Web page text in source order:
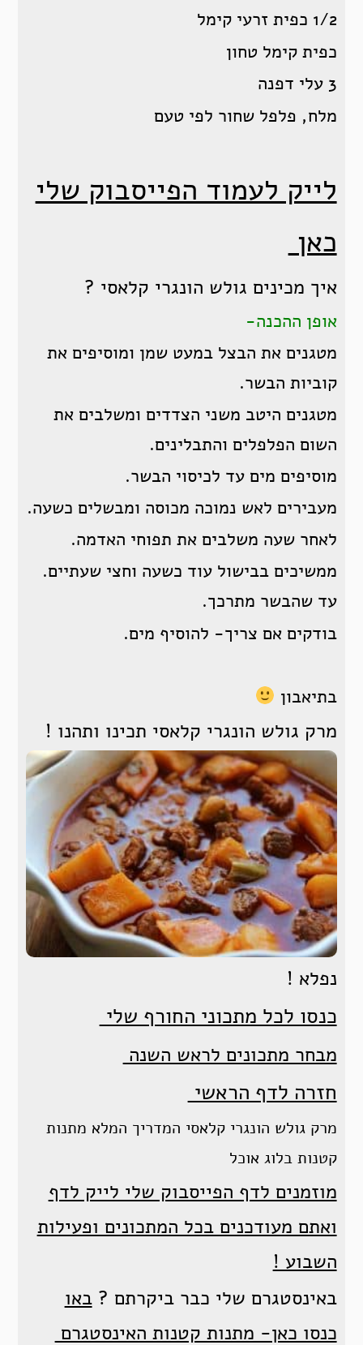
1/2 כפית זרעי קימל
כפית קימל טחון
3 עלי דפנה
מלח, פלפל שחור לפי טעם
לייק לעמוד הפייסבוק שלי
כאן
איך מכינים גולש הונגרי קלאסי ?
אופן ההכנה-
מטגנים את הבצל במעט שמן ומוסיפים את
קוביות הבשר.
מטגנים היטב משני הצדדים ומשלבים את
השום הפלפלים והתבלינים.
מוסיפים מים עד לכיסוי הבשר.
מעבירים לאש נמוכה מכוסה ומבשלים כשעה.
לאחר שעה משלבים את תפוחי האדמה.
ממשיכים בבישול עוד כשעה וחצי שעתיים.
עד שהבשר מתרכך.
בודקים אם צריך- להוסיף מים.
בתיאבון
מרק גולש הונגרי קלאסי תכינו ותהנו !
נפלא !
כנסו לכל מתכוני החורף שלי
מבחר מתכונים לראש השנה
חזרה לדף הראשי
מרק גולש הונגרי קלאסי המדריך המלא מתנות
קטנות בלוג אוכל
מוזמנים לדף הפייסבוק שלי לייק לדף
ואתם מעודכנים בכל המתכונים ופעילות
השבוע !
באינסטגרם שלי כבר ביקרתם ?באו
כנסו כאן- מתנות קטנות האינסטגרם